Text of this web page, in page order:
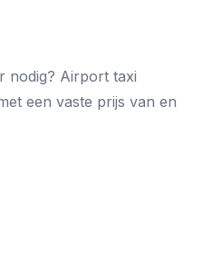
nodig? Airport taxi
een vaste prijs van en